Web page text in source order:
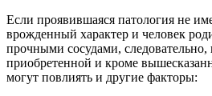
Если проявившаяся патология не
врожденный характер и человек
прочными сосудами, следовательно,
приобретенной и кроме
могут повлиять и другие факторы: